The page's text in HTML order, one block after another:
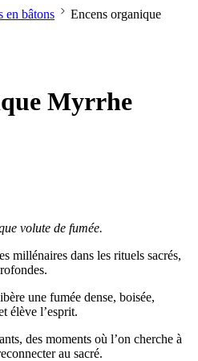
en bâtons
Encens organique
Myrrhe
volute de fumée.
millénaires dans les rituels sacrés,
une fumée dense, boisée,
élève l’esprit.
des moments où l’on cherche à
au sacré.